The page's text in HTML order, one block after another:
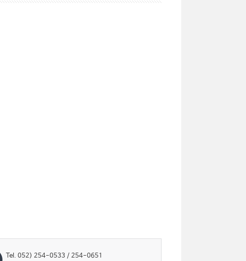
Tel. 052) 254-0533 / 254-0651